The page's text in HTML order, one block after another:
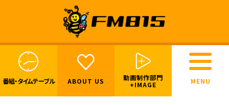
番組・タイムテーブル ABOUT US 動画制作部門
+IMAGE